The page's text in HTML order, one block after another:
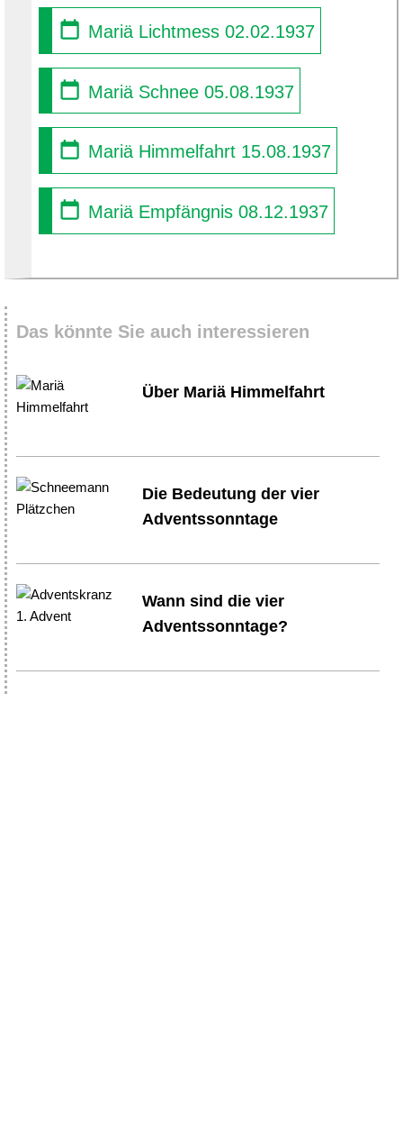
Mariä Lichtmess 02.02.1937
Mariä Schnee 05.08.1937
Mariä Himmelfahrt 15.08.1937
Mariä Empfängnis 08.12.1937
Das könnte Sie auch interessieren
Über Mariä Himmelfahrt
Die Bedeutung der vier
Adventssonntage
Wann sind die vier
Adventssonntage?